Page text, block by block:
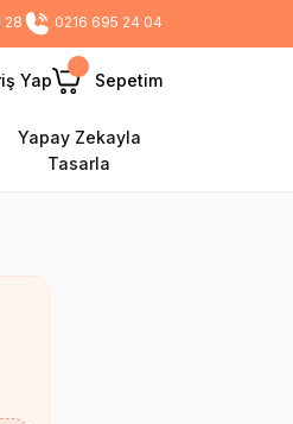
28 0216 695 24 04
Yap Sepetim
Yapay Zekayla
Tasarla